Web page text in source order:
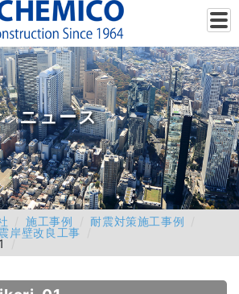
ニュース
施工事例
耐震対策施工事例
岸壁改良工事